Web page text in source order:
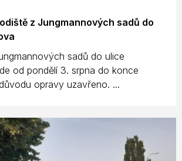
z Jungmannových sadů do
sadů do ulice
od pondělí 3. srpna do konce
opravy uzavřeno. ...